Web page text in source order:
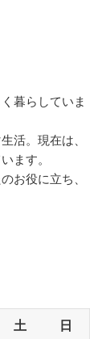
暮らしていま
活。現在は、
ます。
お役に立ち、
土 日